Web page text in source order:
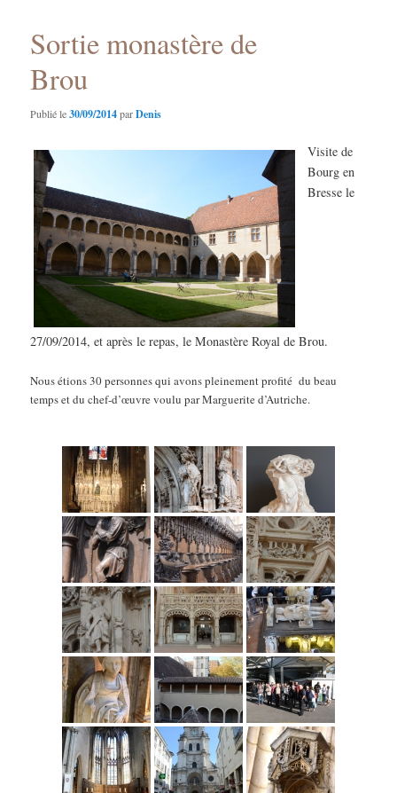
Sortie monastère de
Brou
Publié le30/09/2014parDenis
Visite de
Bourg en
Bresse le
27/09/2014, et après le repas, le Monastère Royal de Brou.
Nous étions 30 personnes qui avons pleinement profité du beau
temps et du chef-d’œuvre voulu par Marguerite d’Autriche.